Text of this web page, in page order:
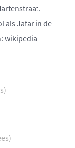
als Jafar in de
wikipedia